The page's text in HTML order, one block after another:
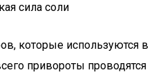
сила соли
которые используются в
привороты проводятся